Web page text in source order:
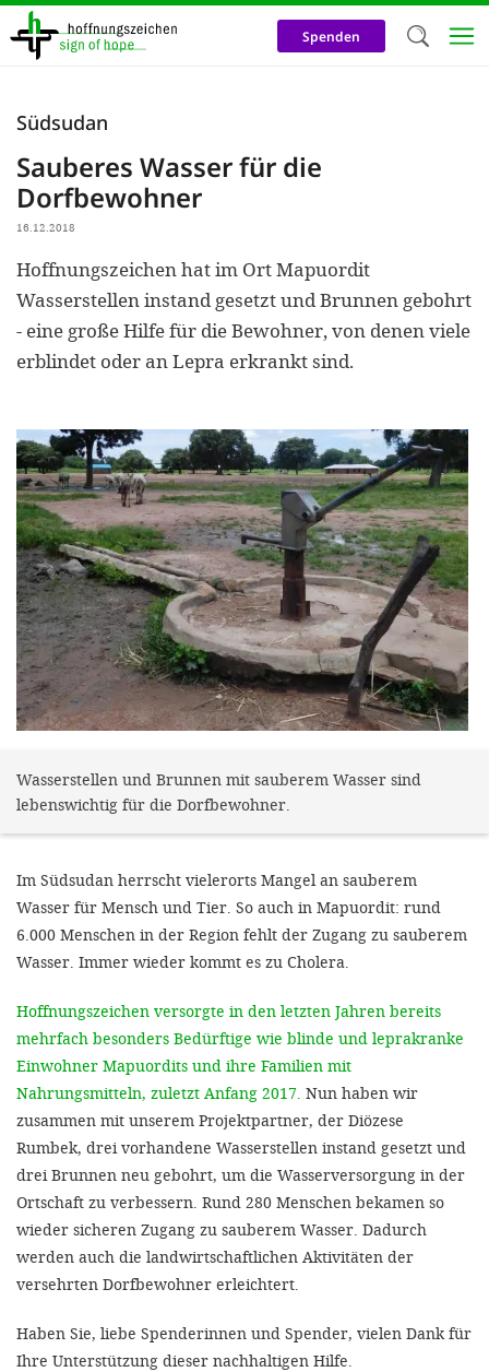
Direkt
zum
Inhalt
Spenden
Südsudan
Sauberes Wasser für die
Dorfbewohner
16.12.2018
Hoffnungszeichen hat im Ort Mapuordit
Wasserstellen instand gesetzt und Brunnen gebohrt
- eine große Hilfe für die Bewohner, von denen viele
erblindet oder an Lepra erkrankt sind.
Wasserstellen und Brunnen mit sauberem Wasser sind
lebenswichtig für die Dorfbewohner.
Im Südsudan herrscht vielerorts Mangel an sauberem
Wasser für Mensch und Tier. So auch in Mapuordit: rund
6.000 Menschen in der Region fehlt der Zugang zu sauberem
Wasser. Immer wieder kommt es zu Cholera.
Hoffnungszeichen versorgte in den letzten Jahren bereits
mehrfach besonders Bedürftige wie blinde und leprakranke
Einwohner Mapuordits und ihre Familien mit
Nahrungsmitteln, zuletzt Anfang 2017. Nun haben wir
zusammen mit unserem Projektpartner, der Diözese
Rumbek, drei vorhandene Wasserstellen instand gesetzt und
drei Brunnen neu gebohrt, um die Wasserversorgung in der
Ortschaft zu verbessern. Rund 280 Menschen bekamen so
wieder sicheren Zugang zu sauberem Wasser. Dadurch
werden auch die landwirtschaftlichen Aktivitäten der
versehrten Dorfbewohner erleichtert.
Haben Sie, liebe Spenderinnen und Spender, vielen Dank für
Ihre Unterstützung dieser nachhaltigen Hilfe.
nutzen
Cookies zu
Online-
und
unsere
gewinnen.
Sie